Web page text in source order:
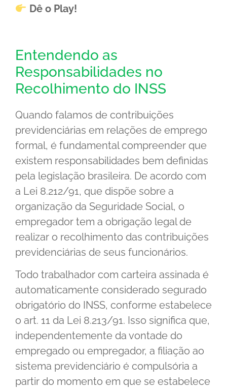
Dê o Play!
Entendendo as
Responsabilidades no
Recolhimento do INSS
Quando falamos de contribuições
previdenciárias em relações de emprego
formal, é fundamental compreender que
existem responsabilidades bem definidas
pela legislação brasileira. De acordo com
a Lei 8.212/91, que dispõe sobre a
organização da Seguridade Social, o
empregador tem a obrigação legal de
realizar o recolhimento das contribuições
previdenciárias de seus funcionários.
Todo trabalhador com carteira assinada é
automaticamente considerado segurado
obrigatório do INSS, conforme estabelece
o art. 11 da Lei 8.213/91. Isso significa que,
independentemente da vontade do
empregado ou empregador, a filiação ao
sistema previdenciário é compulsória a
partir do momento em que se estabelece